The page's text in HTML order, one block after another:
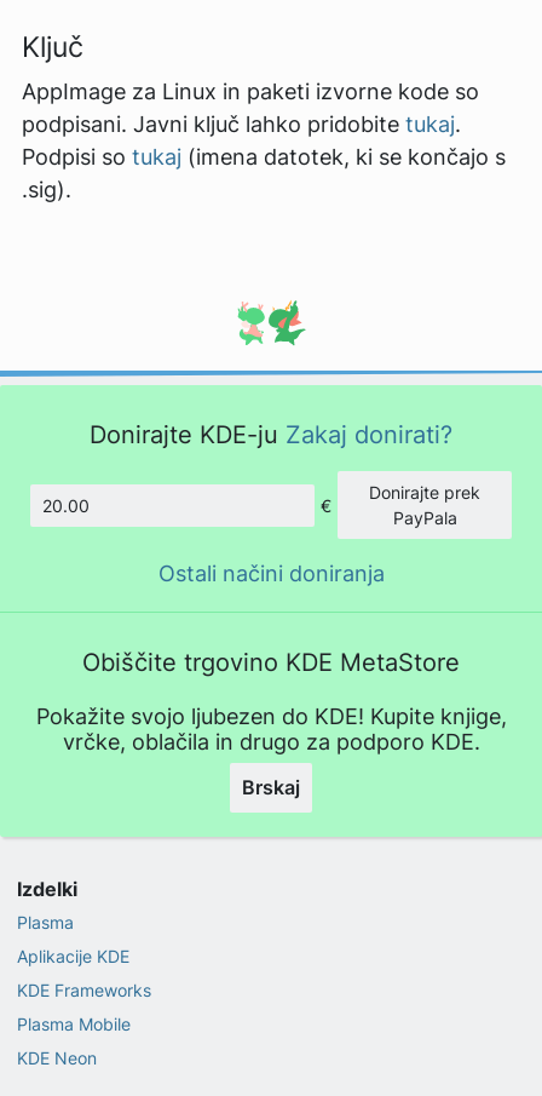
Ključ
AppImage za Linux in paketi izvorne kode so
podpisani. Javni ključ lahko pridobite tukaj.
Podpisi so tukaj (imena datotek, ki se končajo s
.sig).
Donirajte KDE-ju Zakaj donirati?
Znesek
€
Donirajte prek
PayPala
Ostali načini doniranja
Obiščite trgovino KDE MetaStore
Pokažite svojo ljubezen do KDE! Kupite knjige,
vrčke, oblačila in drugo za podporo KDE.
Brskaj
Izdelki
Plasma
Aplikacije KDE
KDE Frameworks
Plasma Mobile
KDE Neon